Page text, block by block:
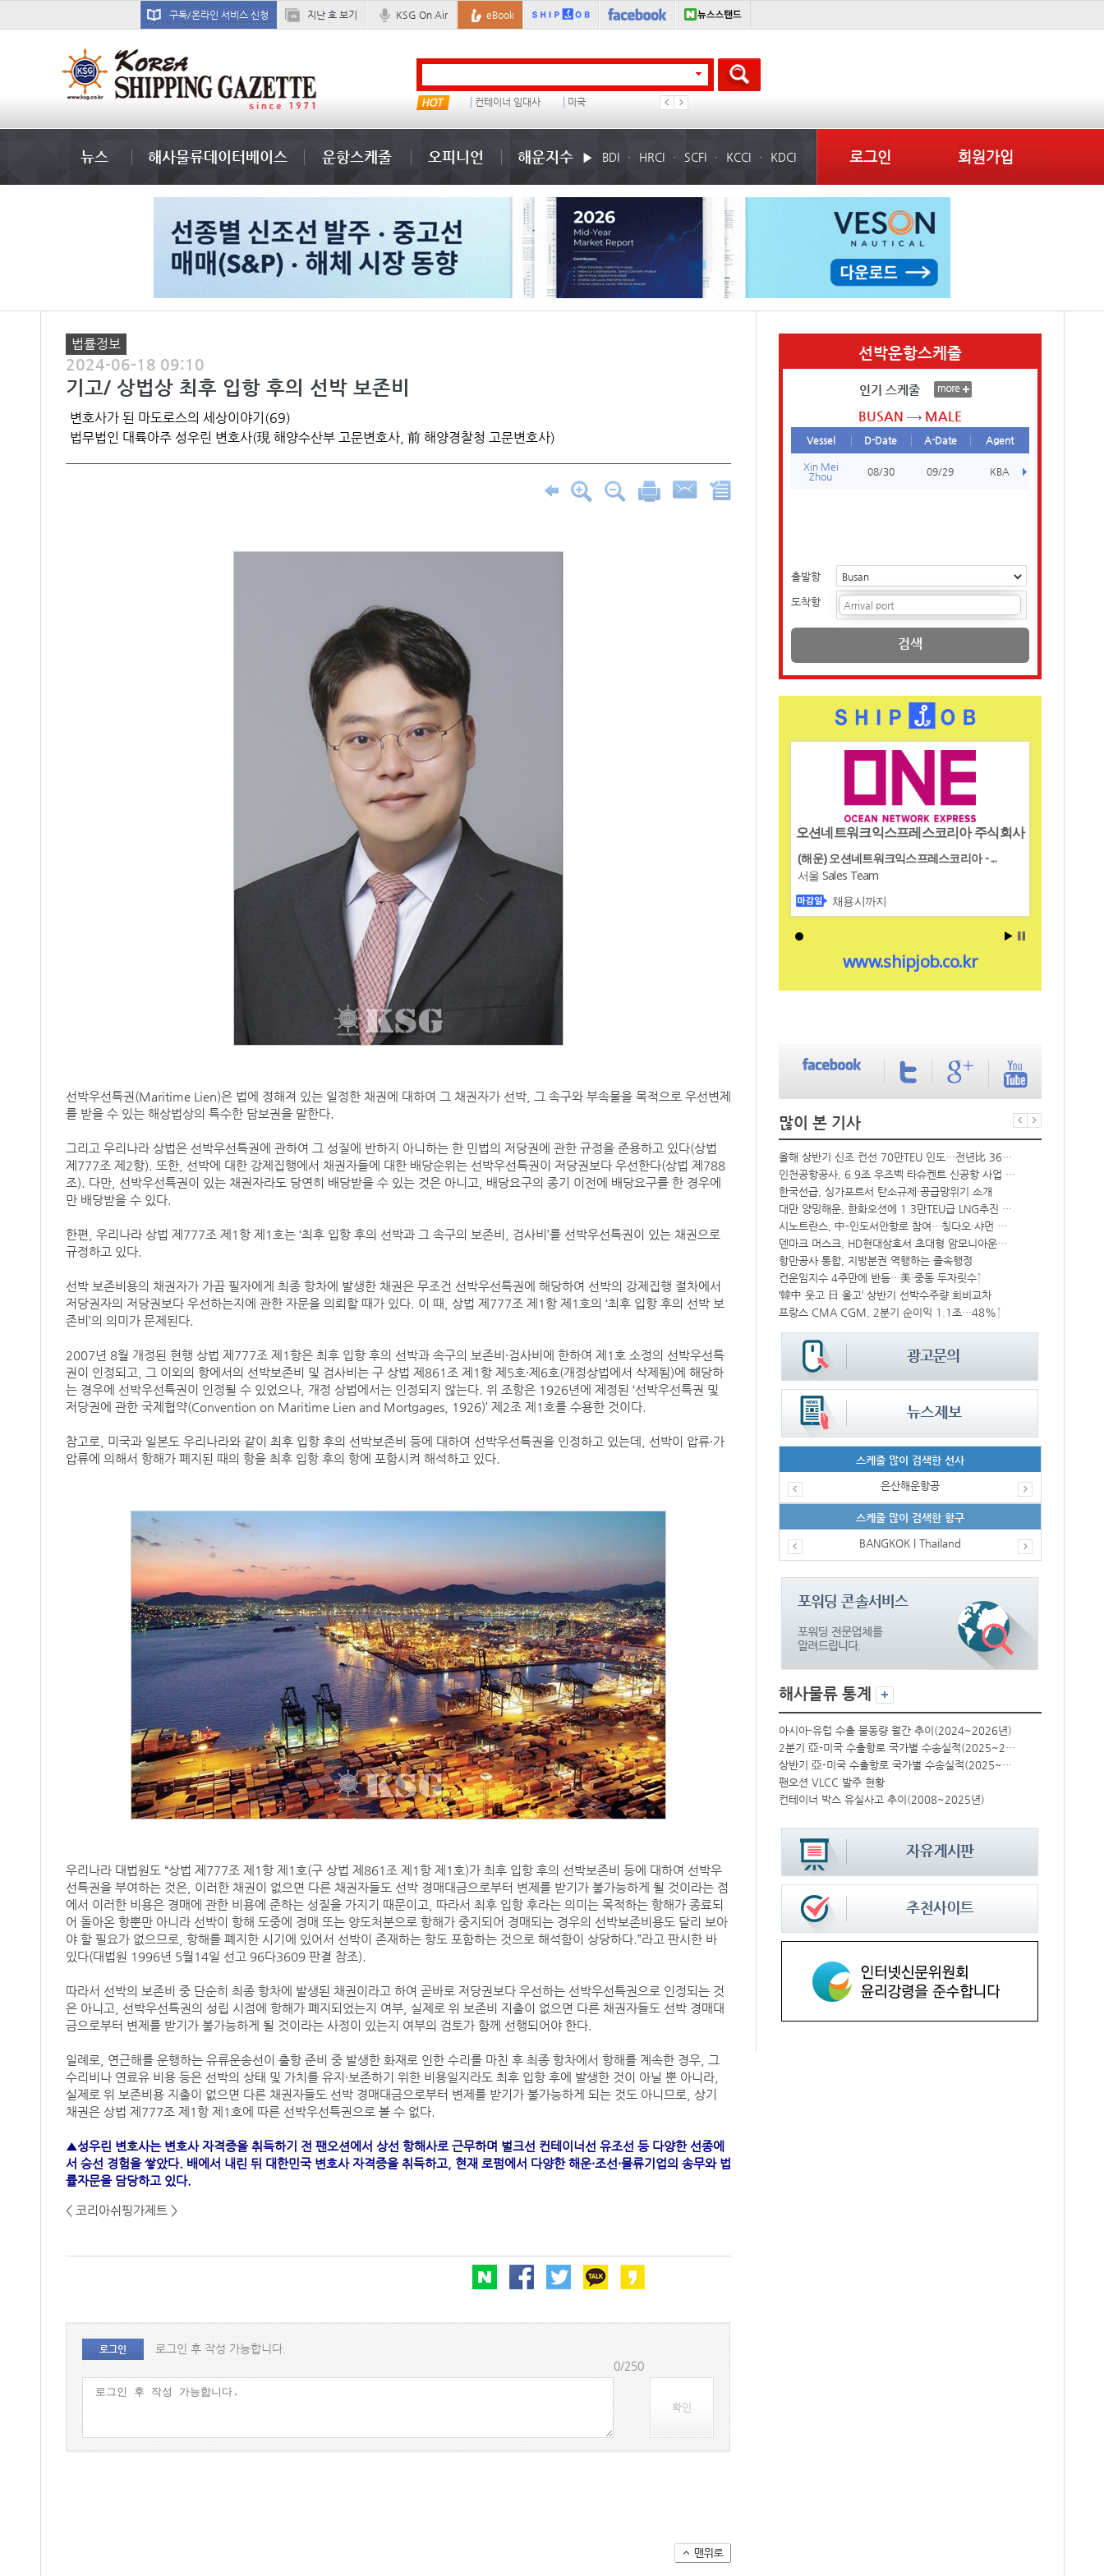
구독/온라인 서비스 신청 지난 호 보기 KSG On Air eBook
미중 컨테이너 임대사 미국 ���ͤ
뉴스 해사물류데이터베이스 운항스케줄 오피니언 해운지수 BDI HRCI SCFI KCCI KDCI 로그인 회원가입
법률정보
2024-06-18 09:10
기고/ 상법상 최후 입항 후의 선박 보존비
변호사가 된 마도로스의 세상이야기(69)
법무법인 대륙아주 성우린 변호사(現 해양수산부 고문변호사, 前 해양경찰청 고문변호사)
선박우선특권(Maritime Lien)은 법에 정해져 있는 일정한 채권에 대하여 그 채권자가 선박, 그 속구와 부속물을 목적으로 우선변제
를 받을 수 있는 해상법상의 특수한 담보권을 말한다.
그리고 우리나라 상법은 선박우선특권에 관하여 그 성질에 반하지 아니하는 한 민법의 저당권에 관한 규정을 준용하고 있다(상법
제777조 제2항). 또한, 선박에 대한 강제집행에서 채권자들에 대한 배당순위는 선박우선특권이 저당권보다 우선한다(상법 제788
조). 다만, 선박우선특권이 있는 채권자라도 당연히 배당받을 수 있는 것은 아니고, 배당요구의 종기 이전에 배당요구를 한 경우에
만 배당받을 수 있다.
한편, 우리나라 상법 제777조 제1항 제1호는 ‘최후 입항 후의 선박과 그 속구의 보존비, 검사비’를 선박우선특권이 있는 채권으로
규정하고 있다.
선박 보존비용의 채권자가 가끔 필자에게 최종 항차에 발생한 채권은 무조건 선박우선특권에 해당하여 선박의 강제집행 절차에서
저당권자의 저당권보다 우선하는지에 관한 자문을 의뢰할 때가 있다. 이 때, 상법 제777조 제1항 제1호의 ‘최후 입항 후의 선박 보
존비’의 의미가 문제된다.
2007년 8월 개정된 현행 상법 제777조 제1항은 최후 입항 후의 선박과 속구의 보존비·검사비에 한하여 제1호 소정의 선박우선특
권이 인정되고, 그 이외의 항에서의 선박보존비 및 검사비는 구 상법 제861조 제1항 제5호·제6호(개정상법에서 삭제됨)에 해당하
는 경우에 선박우선특권이 인정될 수 있었으나, 개정 상법에서는 인정되지 않는다. 위 조항은 1926년에 제정된 ‘선박우선특권 및
저당권에 관한 국제협약(Convention on Maritime Lien and Mortgages, 1926)’ 제2조 제1호를 수용한 것이다.
참고로, 미국과 일본도 우리나라와 같이 최후 입항 후의 선박보존비 등에 대하여 선박우선특권을 인정하고 있는데, 선박이 압류·가
압류에 의해서 항해가 폐지된 때의 항을 최후 입항 후의 항에 포함시켜 해석하고 있다.
우리나라 대법원도 “상법 제777조 제1항 제1호(구 상법 제861조 제1항 제1호)가 최후 입항 후의 선박보존비 등에 대하여 선박우
선특권을 부여하는 것은, 이러한 채권이 없으면 다른 채권자들도 선박 경매대금으로부터 변제를 받기가 불가능하게 될 것이라는 점
에서 이러한 비용은 경매에 관한 비용에 준하는 성질을 가지기 때문이고, 따라서 최후 입항 후라는 의미는 목적하는 항해가 종료되
어 돌아온 항뿐만 아니라 선박이 항해 도중에 경매 또는 양도처분으로 항해가 중지되어 경매되는 경우의 선박보존비용도 달리 보아
야 할 필요가 없으므로, 항해를 폐지한 시기에 있어서 선박이 존재하는 항도 포함하는 것으로 해석함이 상당하다.”라고 판시한 바
있다(대법원 1996년 5월14일 선고 96다3609 판결 참조).
따라서 선박의 보존비 중 단순히 최종 항차에 발생된 채권이라고 하여 곧바로 저당권보다 우선하는 선박우선특권으로 인정되는 것
은 아니고, 선박우선특권의 성립 시점에 항해가 폐지되었는지 여부, 실제로 위 보존비 지출이 없으면 다른 채권자들도 선박 경매대
금으로부터 변제를 받기가 불가능하게 될 것이라는 사정이 있는지 여부의 검토가 함께 선행되어야 한다.
일례로, 연근해를 운행하는 유류운송선이 출항 준비 중 발생한 화재로 인한 수리를 마친 후 최종 항차에서 항해를 계속한 경우, 그
수리비나 연료유 비용 등은 선박의 상태 및 가치를 유지·보존하기 위한 비용일지라도 최후 입항 후에 발생한 것이 아닐 뿐 아니라,
실제로 위 보존비용 지출이 없으면 다른 채권자들도 선박 경매대금으로부터 변제를 받기가 불가능하게 되는 것도 아니므로, 상기
채권은 상법 제777조 제1항 제1호에 따른 선박우선특권으로 볼 수 없다.
▲성우린 변호사는 변호사 자격증을 취득하기 전 팬오션에서 상선 항해사로 근무하며 벌크선 컨테이너선 유조선 등 다양한 선종에
서 승선 경험을 쌓았다. 배에서 내린 뒤 대한민국 변호사 자격증을 취득하고, 현재 로펌에서 다양한 해운·조선·물류기업의 송무와 법
률자문을 담당하고 있다.
< 코리아쉬핑가제트 >
로그인
로그인 후 작성 가능합니다.
0/250
확인
선박운항스케줄
인기 스케줄
BUSAN MALE
Vessel D-Date A-Date Agent
Xin Mei
Zhou
08/30 09/29 KBA
출발항
도착항
검색
많이 본 기사
BDI 2936포인트…벌크선 시장, 全 선형서 동반 상승
인사/ 해양수산부
페덱스, 광저우-시드니 직항 화물노선 개설
올해 상반기 신조 컨선 70만TEU 인도…전년比 36% 감소
인천공항공사, 6.9조 우즈벡 타슈켄트 신공항 사업 참여
한국선급, 싱가포르서 탄소규제·공급망위기 소개
대만 양밍해운, 한화오션에 1.3만TEU급 LNG추진 컨선 6척 발주
시노트란스, 中-인도서안항로 참여…칭다오·샤먼 직항
덴마크 머스크, HD현대삼호서 초대형 암모니아운반선 인도받아
항만공사 통합, 지방분권 역행하는 졸속행정
컨운임지수 4주만에 반등…美·중동 두자릿수↑
‘韓中 웃고 日 울고’ 상반기 선박수주량 희비교차
프랑스 CMA CGM, 2분기 순이익 1.1조…48%↑
스케줄 많이 검색한 선사
은산해운항공
스케줄 많이 검색한 항구
BANGKOK | Thailand
해사물류 통계
아시아-유럽 수출 물동량 월간 추이(2024~2026년)
팬오션 VLCC 발주 현황
컨테이너 박스 유실사고 추이(2008~2025년)
아시아-유럽 수출 물동량 월간 추이(2024~2026년)
2분기 亞-미국 수출항로 국가별 수송실적(2025~2026년)
상반기 亞-미국 수출항로 국가별 수송실적(2025~2026년)
팬오션 VLCC 발주 현황
컨테이너 박스 유실사고 추이(2008~2025년)